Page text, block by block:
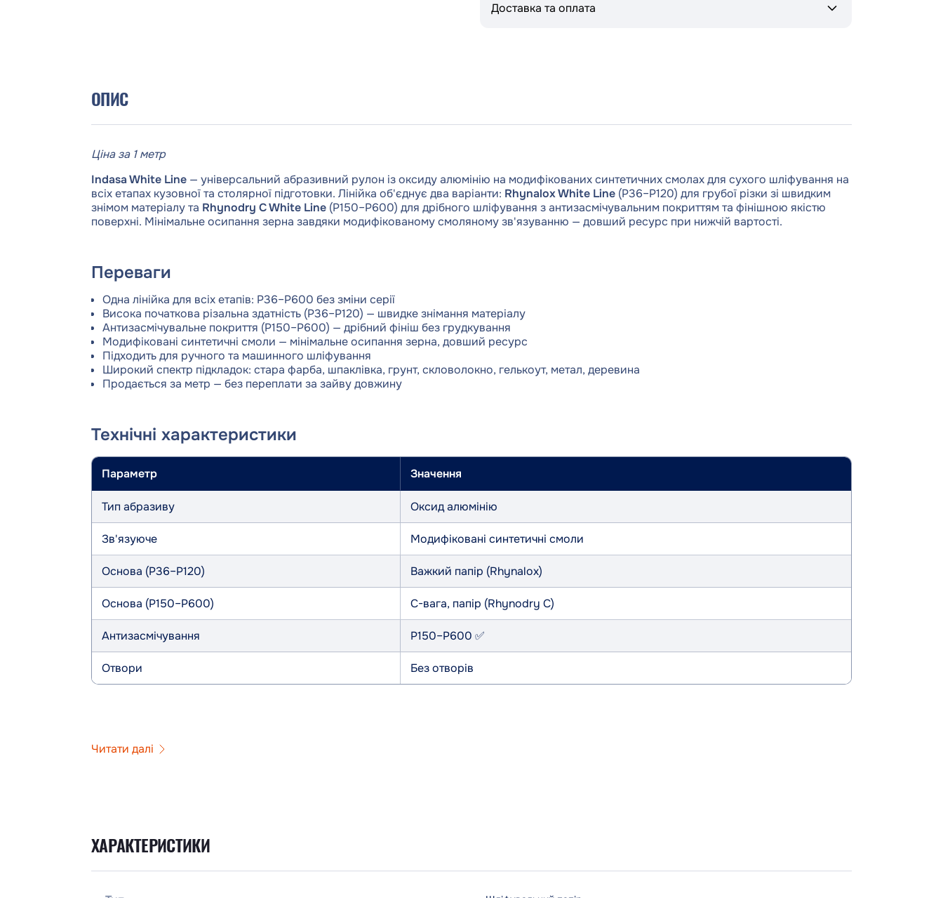
Доставка та оплата
ОПИС
Ціна за 1 метр
Indasa White Line — універсальний абразивний рулон із оксиду алюмінію на модифікованих синтетичних смолах для сухого шліфування на
всіх етапах кузовної та столярної підготовки. Лінійка об'єднує два варіанти: Rhynalox White Line (P36–P120) для грубої різки зі швидким
знімом матеріалу та Rhynodry C White Line (P150–P600) для дрібного шліфування з антизасмічувальним покриттям та фінішною якістю
поверхні. Мінімальне осипання зерна завдяки модифікованому смоляному зв'язуванню — довший ресурс при нижчій вартості.
Переваги
Одна лінійка для всіх етапів: P36–P600 без зміни серії
Висока початкова різальна здатність (P36–P120) — швидке знімання матеріалу
Антизасмічувальне покриття (P150–P600) — дрібний фініш без грудкування
Модифіковані синтетичні смоли — мінімальне осипання зерна, довший ресурс
Підходить для ручного та машинного шліфування
Широкий спектр підкладок: стара фарба, шпаклівка, грунт, скловолокно, гелькоут, метал, деревина
Продається за метр — без переплати за зайву довжину
Технічні характеристики
Параметр Значення
Тип абразиву Оксид алюмінію
Зв'язуюче Модифіковані синтетичні смоли
Основа (P36–P120) Важкий папір (Rhynalox)
Основа (P150–P600) C-вага, папір (Rhynodry C)
Антизасмічування P150–P600 ✅
Отвори Без отворів
Читати далі
ХАРАКТЕРИСТИКИ